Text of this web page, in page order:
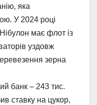
яка
У 2024 році
має флот із
уздовж
зерна
банк – 243 тис.
ставку на цукор,